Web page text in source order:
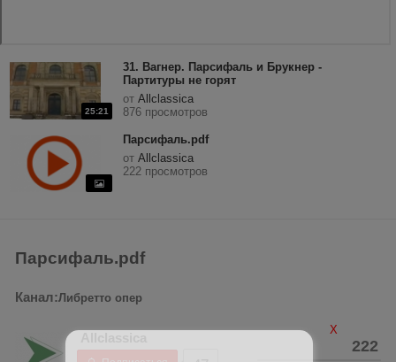
25:21
31. Вагнер. Парсифаль и Брукнер -
Партитуры не горят
от Allclassica
876 просмотров
Парсифаль.pdf
от Allclassica
222 просмотров
Парсифаль.pdf
Канал:Либретто опер
222
X